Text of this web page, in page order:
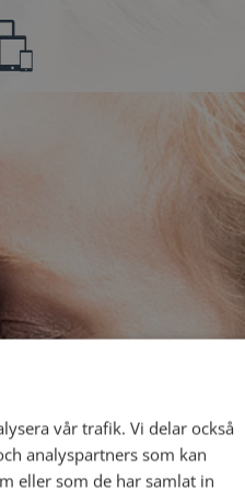
Bli medlem
Jag är en: Man
vår trafik. Vi delar också
analyspartners som kan
eller som de har samlat in